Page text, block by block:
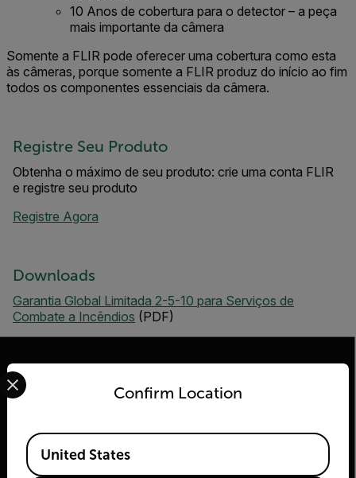
10 Anos de cobertura para o detector – a peça
mais importante da câmera
Somente a FLIR pode oferecer uma cobertura como esta
às câmeras, porque somente a FLIR produz do início ao fim
todos os componentes essenciais da câmera.
Registre Seu Produto
Obtenha o máximo de seu produto: crie uma conta FLIR
e registre seu produto
Registre Agora
Downloads
Garantia Global Limitada 2-5-10 para Serviços de
Combate a Incêndios (PDF)
Confirm Location
Select your preferred country and language from the
Available Locations
United States